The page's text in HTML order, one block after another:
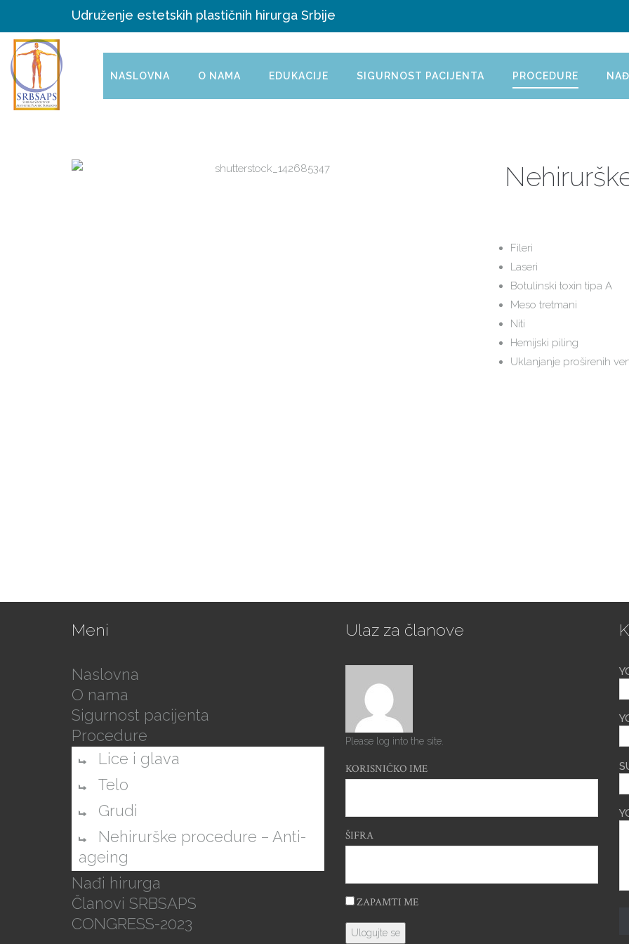
Udruženje estetskih plastičnih hirurga Srbije
NASLOVNA O NAMA EDUKACIJE SIGURNOST PACIJENTA PROCEDURE
Fileri
Laseri
Botulinski toxin tipa A
Meso tretmani
Niti
Hemijski piling
Uklanjanje proširenih
Meni
Naslovna
O nama
Sigurnost pacijenta
Procedure
Lice i glava
Telo
Grudi
Nehirurške procedure – Anti-
ageing
Nađi hirurga
Članovi SRBSAPS
CONGRESS-2023
Ulaz za članove
Please log into the site.
KORISNIČKO IME
ŠIFRA
ZAPAMTI ME